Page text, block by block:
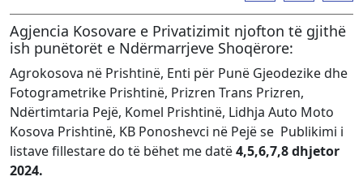
Agjencia Kosovare e Privatizimit njofton të gjithë
ish punëtorët e Ndërmarrjeve Shoqërore:
Agrokosova në Prishtinë, Enti për Punë Gjeodezike dhe
Fotogrametrike Prishtinë, Prizren Trans Prizren,
Ndërtimtaria Pejë, Komel Prishtinë, Lidhja Auto Moto
Kosova Prishtinë, KB Ponoshevci në Pejë se Publikimi i
listave fillestare do të bëhet me datë4,5,6,7,8 dhjetor
2024.